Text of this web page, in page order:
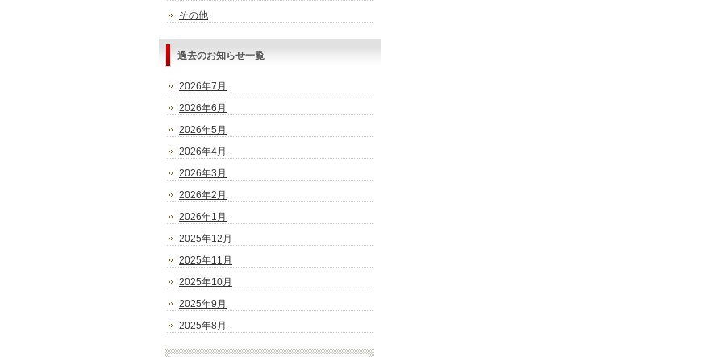
その他
過去のお知らせ一覧
2026年7月
2026年6月
2026年5月
2026年4月
2026年3月
2026年2月
2026年1月
2025年12月
2025年11月
2025年10月
2025年9月
2025年8月